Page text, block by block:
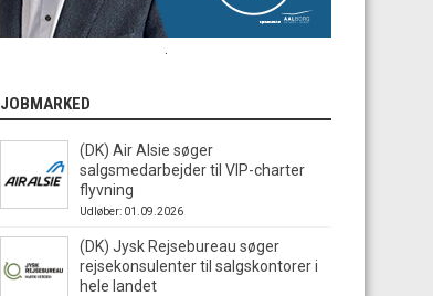
JOBMARKED
(DK) Air Alsie søger
salgsmedarbejder til VIP-charter
flyvning
Udløber: 01.09.2026
(DK) Jysk Rejsebureau søger
rejsekonsulenter til salgskontorer i
hele landet